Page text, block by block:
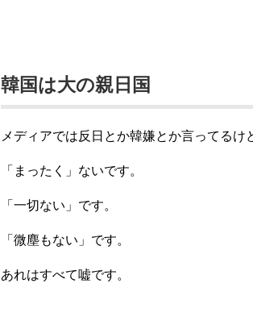
韓国は大の親日国
メディアでは反日とか韓嫌とか言ってるけ
「まったく」ないです。
「一切ない」です。
「微塵もない」です。
あれはすべて嘘です。